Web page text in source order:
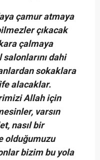
çamur atmaya
çıkacak
çalmaya
dahi
sokaklara
alacaklar.
Allah için
varsın
nasıl bir
olduğumuzu
bizim bu yola